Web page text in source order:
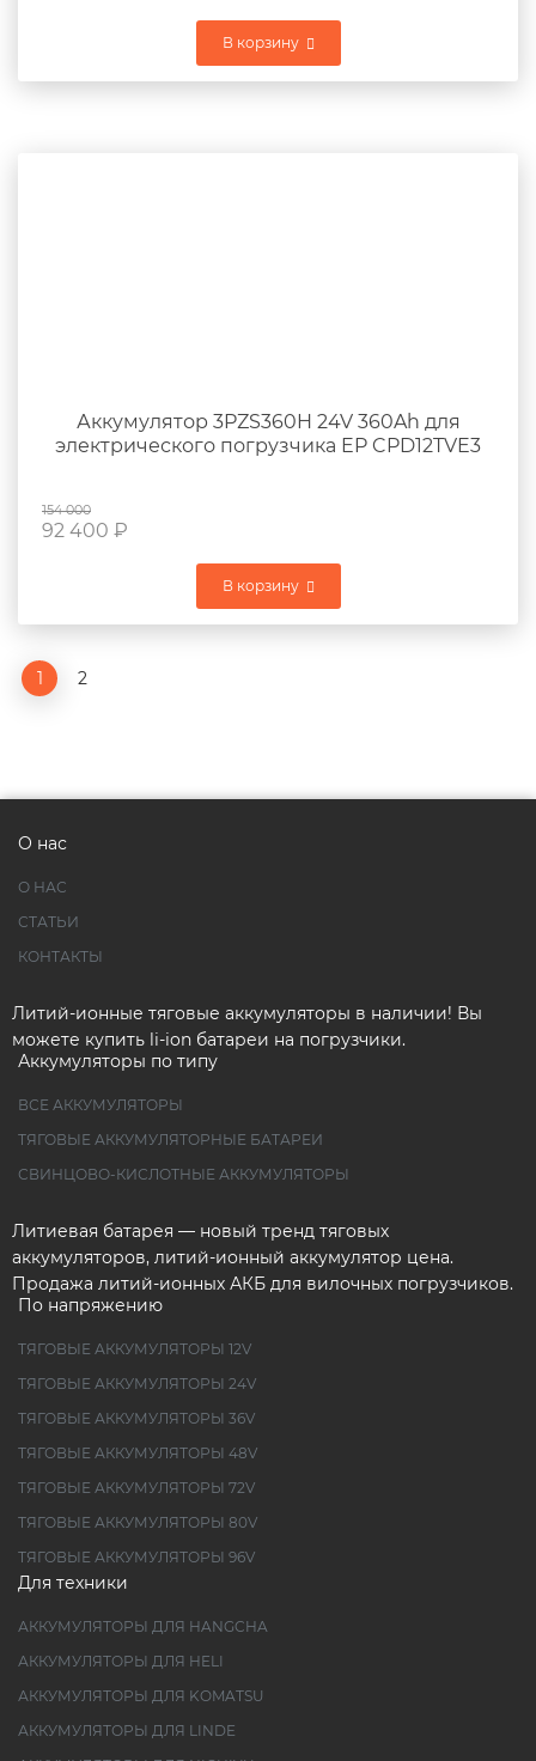
В корзину
Аккумулятор 3PZS360H 24V 360Ah для
электрического погрузчика EP CPD12TVE3
154 000
92 400 ₽
В корзину
1 2
О нас
О НАС
СТАТЬИ
КОНТАКТЫ
Литий-ионные тяговые аккумуляторы в наличии! Вы
можете купить li-ion батареи на погрузчики.
Аккумуляторы по типу
ВСЕ АККУМУЛЯТОРЫ
ТЯГОВЫЕ АККУМУЛЯТОРНЫЕ БАТАРЕИ
СВИНЦОВО-КИСЛОТНЫЕ АККУМУЛЯТОРЫ
Литиевая батарея — новый тренд тяговых
аккумуляторов, литий-ионный аккумулятор цена.
Продажа литий-ионных АКБ для вилочных погрузчиков.
По напряжению
ТЯГОВЫЕ АККУМУЛЯТОРЫ 12V
ТЯГОВЫЕ АККУМУЛЯТОРЫ 24V
ТЯГОВЫЕ АККУМУЛЯТОРЫ 36V
ТЯГОВЫЕ АККУМУЛЯТОРЫ 48V
ТЯГОВЫЕ АККУМУЛЯТОРЫ 72V
ТЯГОВЫЕ АККУМУЛЯТОРЫ 80V
ТЯГОВЫЕ АККУМУЛЯТОРЫ 96V
Для техники
АККУМУЛЯТОРЫ ДЛЯ HANGCHA
АККУМУЛЯТОРЫ ДЛЯ HELI
АККУМУЛЯТОРЫ ДЛЯ KOMATSU
АККУМУЛЯТОРЫ ДЛЯ LINDE